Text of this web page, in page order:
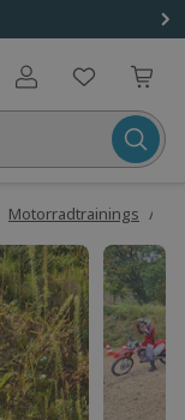
Benutzerkonto
Motorradtrainings /